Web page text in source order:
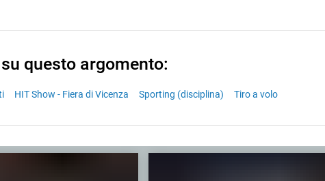
questo argomento:
HIT Show - Fiera di Vicenza Sporting (disciplina) Tiro a volo